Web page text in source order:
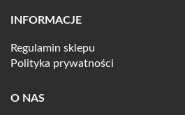
INFORMACJE
Regulamin sklepu
Polityka prywatności
O NAS